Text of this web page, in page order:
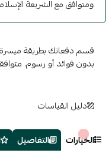
ومتوافق مع الشريعة
بدون فوائد أو رسوم.
دليل القياسات
الخيارات التفاصيل